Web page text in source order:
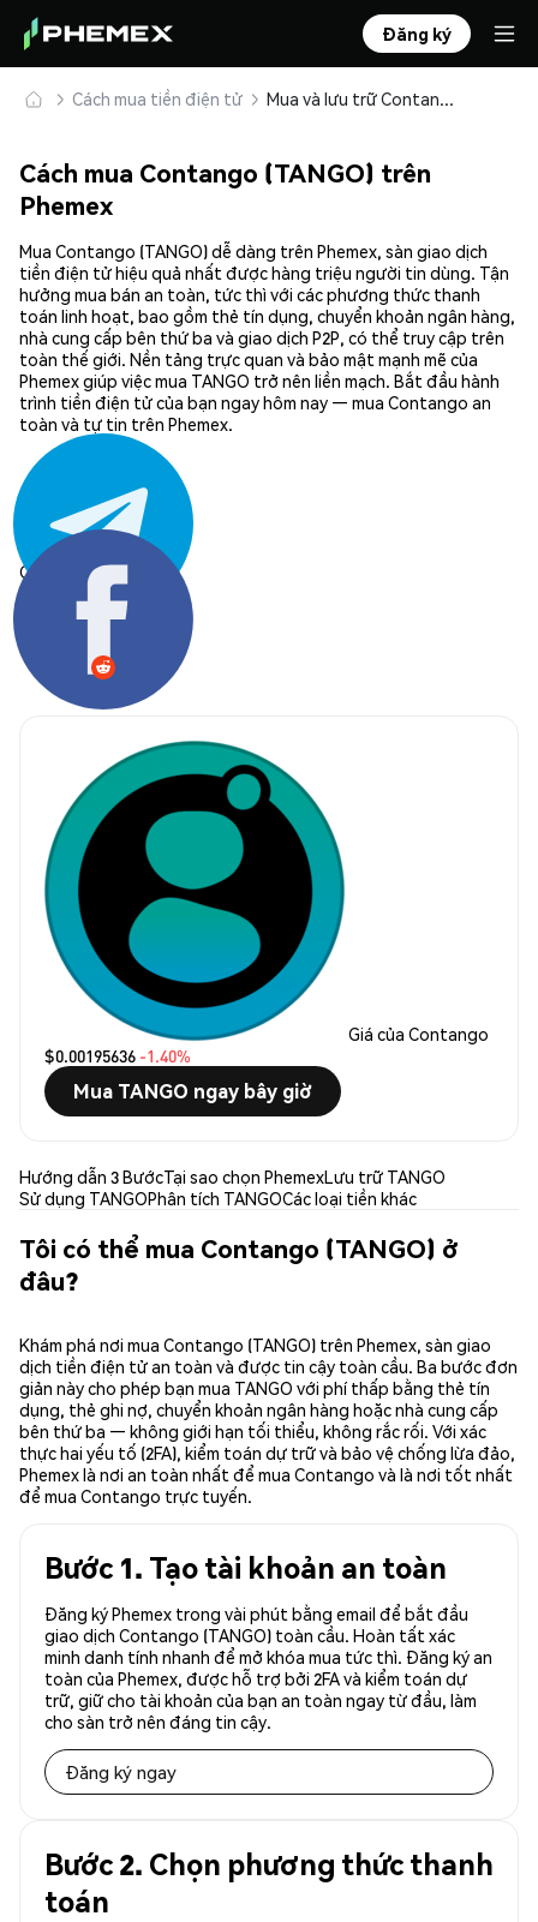
Đăng ký
Cách mua tiền điện tử Mua và lưu trữ Contango (TANGO) an toàn
Cách mua Contango (TANGO) trên
Phemex
Mua Contango (TANGO) dễ dàng trên Phemex, sàn giao dịch
tiền điện tử hiệu quả nhất được hàng triệu người tin dùng. Tận
hưởng mua bán an toàn, tức thì với các phương thức thanh
toán linh hoạt, bao gồm thẻ tín dụng, chuyển khoản ngân hàng,
nhà cung cấp bên thứ ba và giao dịch P2P, có thể truy cập trên
toàn thế giới. Nền tảng trực quan và bảo mật mạnh mẽ của
Phemex giúp việc mua TANGO trở nên liền mạch. Bắt đầu hành
trình tiền điện tử của bạn ngay hôm nay — mua Contango an
toàn và tự tin trên Phemex.
Chia sẻ:
Giá của Contango
$0.00195636 -1.40%
Mua TANGO ngay bây giờ
Hướng dẫn 3 BướcTại sao chọn PhemexLưu trữ TANGO
Sử dụng TANGOPhân tích TANGOCác loại tiền khác
Tôi có thể mua Contango (TANGO) ở
đâu?
Khám phá nơi mua Contango (TANGO) trên Phemex, sàn giao
dịch tiền điện tử an toàn và được tin cậy toàn cầu. Ba bước đơn
giản này cho phép bạn mua TANGO với phí thấp bằng thẻ tín
dụng, thẻ ghi nợ, chuyển khoản ngân hàng hoặc nhà cung cấp
bên thứ ba — không giới hạn tối thiểu, không rắc rối. Với xác
thực hai yếu tố (2FA), kiểm toán dự trữ và bảo vệ chống lừa đảo,
Phemex là nơi an toàn nhất để mua Contango và là nơi tốt nhất
để mua Contango trực tuyến.
Bước 1. Tạo tài khoản an toàn
Đăng ký Phemex trong vài phút bằng email để bắt đầu
giao dịch Contango (TANGO) toàn cầu. Hoàn tất xác
minh danh tính nhanh để mở khóa mua tức thì. Đăng ký an
toàn của Phemex, được hỗ trợ bởi 2FA và kiểm toán dự
trữ, giữ cho tài khoản của bạn an toàn ngay từ đầu, làm
cho sàn trở nên đáng tin cậy.
Đăng ký ngay
Bước 2. Chọn phương thức thanh
toán